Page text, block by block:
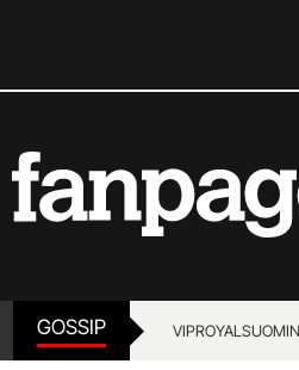
GOSSIP VIPROYALS